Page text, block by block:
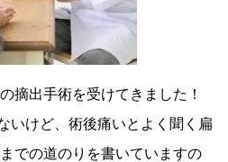
摘出手術を受けてきました！
いけど、術後痛いとよく聞く扁
での道のりを書いていますの